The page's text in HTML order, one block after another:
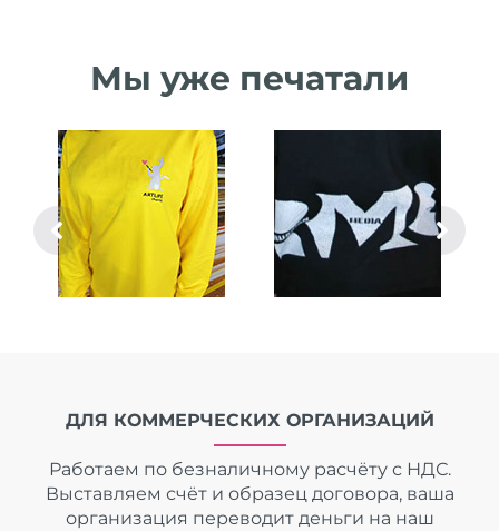
Мы уже печатали
ДЛЯ КОММЕРЧЕСКИХ ОРГАНИЗАЦИЙ
Работаем по безналичному расчёту с НДС.
Выставляем счёт и образец договора, ваша
организация переводит деньги на наш